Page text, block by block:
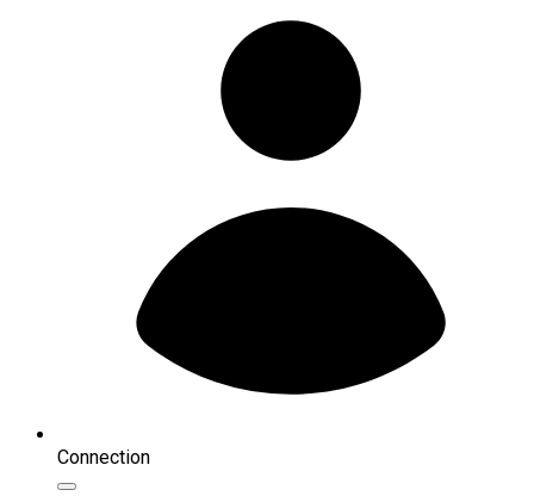
Connection